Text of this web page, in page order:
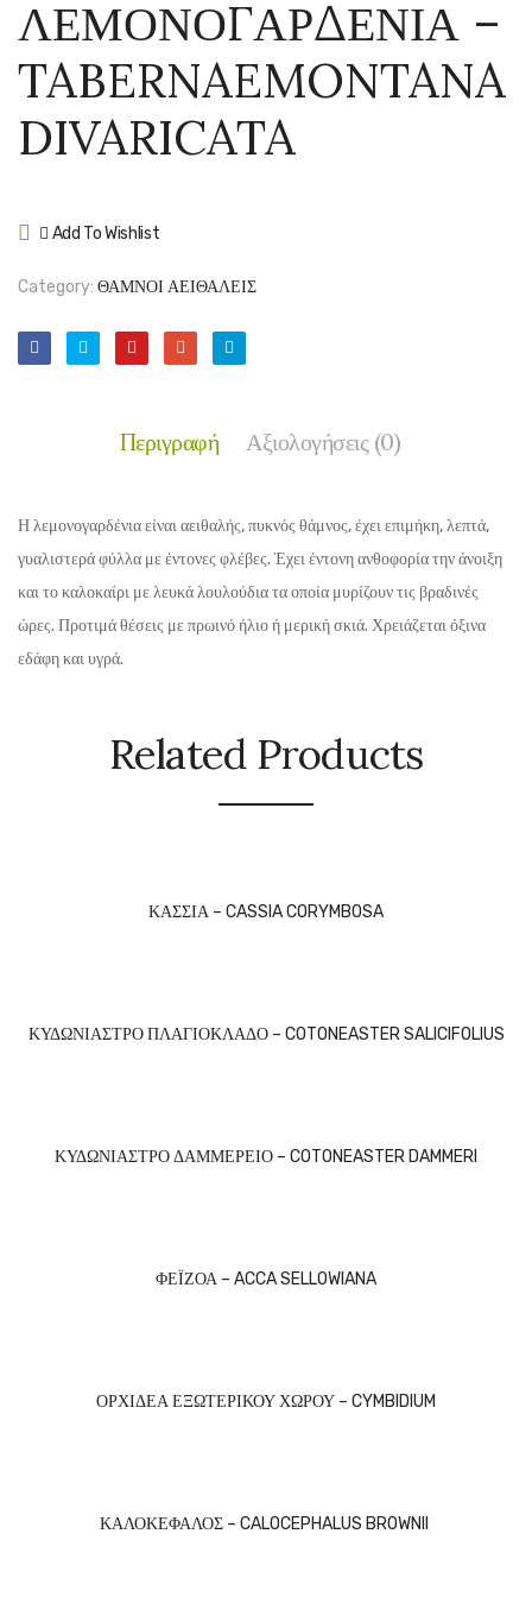
ΜΠΛΕ
–
SOLANUM
ΛΕΜΟΝΟΓΑΡΔΕΝΙΑ –
TABERNAEMONTANA
DIVARICATA
Add To Wishlist
Category: ΘΑΜΝΟΙ ΑΕΙΘΑΛΕΙΣ
Περιγραφή Αξιολογήσεις (0)
Η λεμονογαρδένια είναι αειθαλής, πυκνός θάμνος, έχει επιμήκη, λεπτά,
γυαλιστερά φύλλα με έντονες φλέβες. Έχει έντονη ανθοφορία την άνοιξη
και το καλοκαίρι με λευκά λουλούδια τα οποία μυρίζουν τις βραδινές
ώρες. Προτιμά θέσεις με πρωινό ήλιο ή μερική σκιά. Χρειάζεται όξινα
εδάφη και υγρά.
Related Products
ΚΑΣΣΙΑ – CASSIA CORYMBOSA
ΚΥΔΩΝΙΑΣΤΡΟ ΠΛΑΓΙΟΚΛΑΔΟ – COTONEASTER SALICIFOLIUS
ΚΥΔΩΝΙΑΣΤΡΟ ΔΑΜΜΕΡΕΙΟ – COTONEASTER DAMMERI
ΦΕΪΖΟΑ – ACCA SELLOWIANA
ΟΡΧΙΔΕΑ ΕΞΩΤΕΡΙΚΟΥ ΧΩΡΟΥ – CYMBIDIUM
ΚΑΛΟΚΕΦΑΛΟΣ – CALOCEPHALUS BROWNII